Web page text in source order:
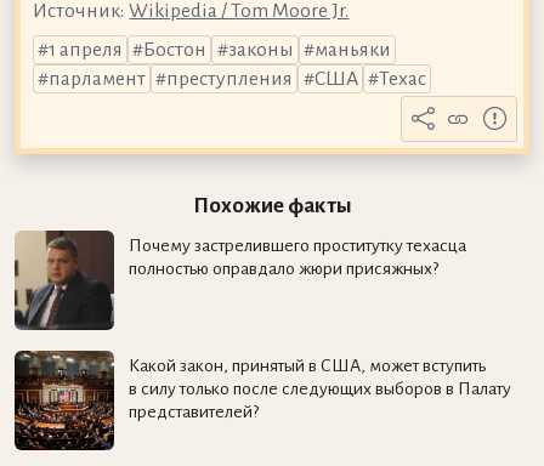
Источник: Wikipedia / Tom Moore Jr.
1 апреля
Бостон законы
маньяки
парламент
преступления США Техас
Похожие факты
Почему застрелившего проститутку техасца
полностью оправдало жюри присяжных?
Какой закон, принятый в США, может вступить
в силу только после следующих выборов в Палату
представителей?